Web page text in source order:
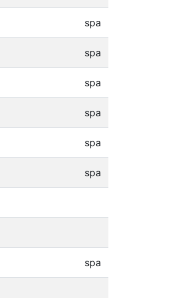
spa
spa
spa
spa
spa
spa
spa